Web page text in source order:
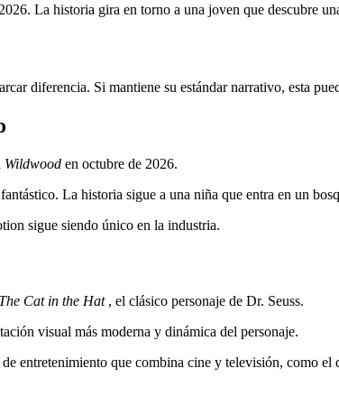
La historia gira en torno a una joven que descubre
diferencia. Si mantiene su estándar narrativo, esta
Wildwood en octubre de 2026.
La historia sigue a una niña que entra en un
sigue siendo único en la industria.
The Cat in the Hat, el clásico personaje de Dr. Seuss.
visual más moderna y dinámica del personaje.
entretenimiento que combina cine y televisión, como el